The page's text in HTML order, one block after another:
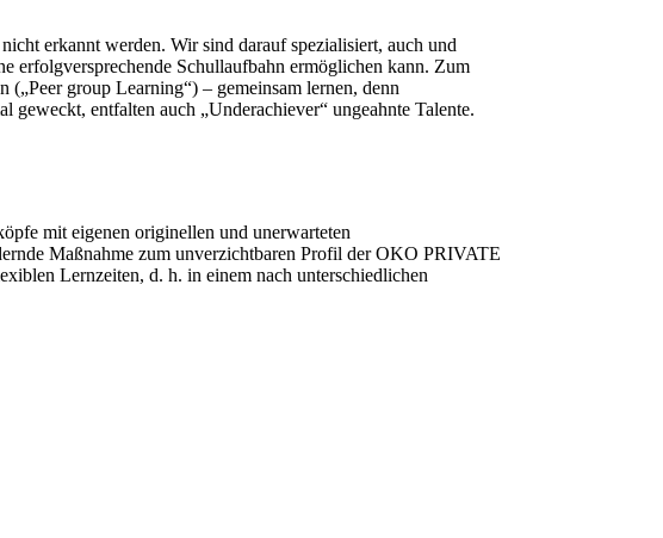
erkannt werden. Wir sind darauf spezialisiert, auch und
erfolgversprechende Schullaufbahn ermöglichen kann. Zum
group Learning“) – gemeinsam lernen, denn
geweckt, entfalten auch „Underachiever“ ungeahnte Talente.
mit eigenen originellen und unerwarteten
Maßnahme zum unverzichtbaren Profil der OKO PRIVATE
Lernzeiten, d. h. in einem nach unterschiedlichen